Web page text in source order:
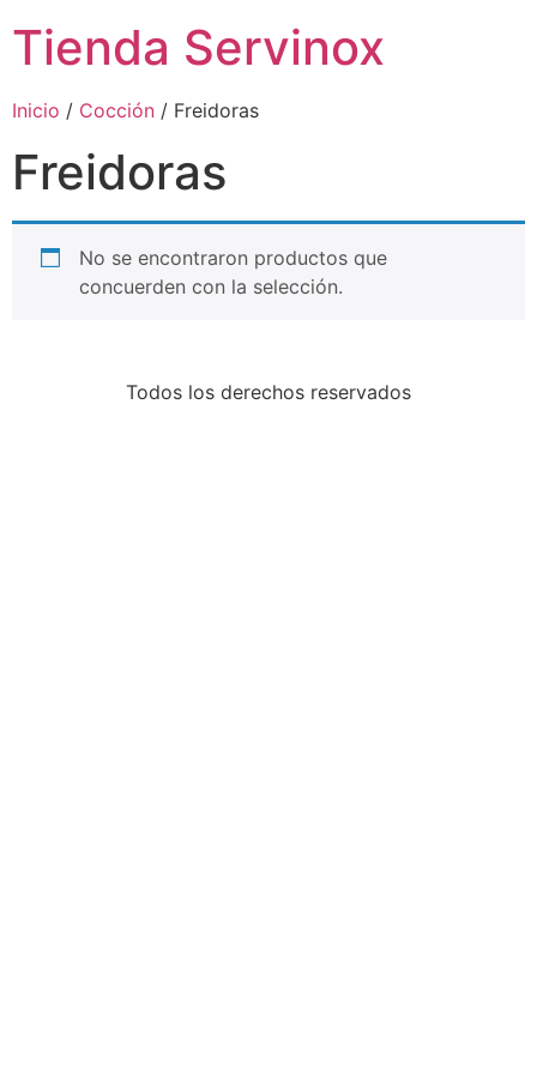
Tienda Servinox
Inicio / Cocción / Freidoras
Freidoras
No se encontraron productos que
concuerden con la selección.
Todos los derechos reservados